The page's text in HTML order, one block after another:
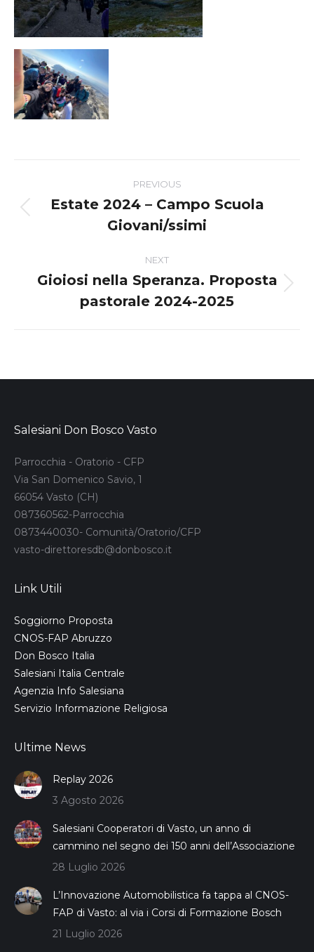
navigation
PREVIOUS
Previous
post:
Estate 2024 – Campo Scuola
Giovani/ssimi
NEXT
post:
Gioiosi nella Speranza. Proposta
pastorale 2024-2025
Salesiani Don Bosco Vasto
Parrocchia - Oratorio - CFP
Via San Domenico Savio, 1
66054 Vasto (CH)
087360562-Parrocchia
0873440030- Comunità/Oratorio/CFP
vasto-direttoresdb@donbosco.it
Link Utili
Soggiorno Proposta
CNOS-FAP Abruzzo
Don Bosco Italia
Salesiani Italia Centrale
Agenzia Info Salesiana
Servizio Informazione Religiosa
Ultime News
Replay 2026
3 Agosto 2026
Salesiani Cooperatori di Vasto, un anno di
cammino nel segno dei 150 anni dell’Associazione
28 Luglio 2026
L’Innovazione Automobilistica fa tappa al CNOS-
FAP di Vasto: al via i Corsi di Formazione Bosch
21 Luglio 2026